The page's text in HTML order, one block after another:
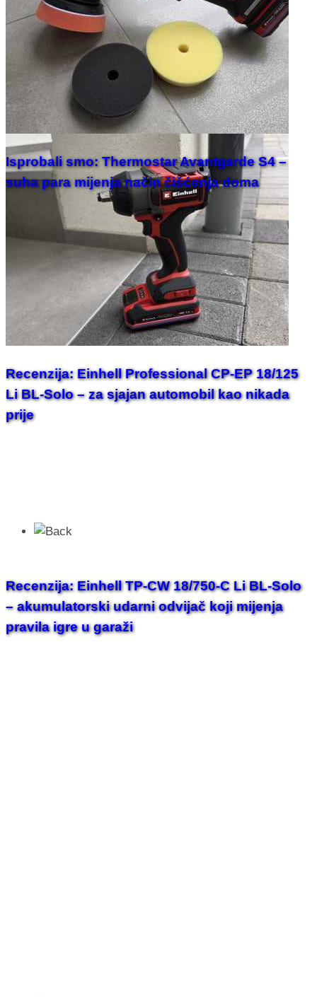
Isprobali smo: Thermostar Avantgarde S4 –
suha para mijenja način čišćenja doma
Recenzija: Einhell Professional CP-EP 18/125
Li BL-Solo – za sjajan automobil kao nikada
prije
Recenzija: Einhell TP-CW 18/750-C Li BL-Solo
– akumulatorski udarni odvijač koji mijenja
pravila igre u garaži